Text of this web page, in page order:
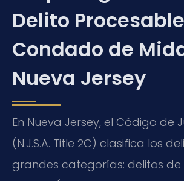
Delito
Condado de
Nueva Jersey
En Nueva Jersey, el Código de
(N.J.S.A. Title 2C) clasifica los
grandes categorías: delitos de